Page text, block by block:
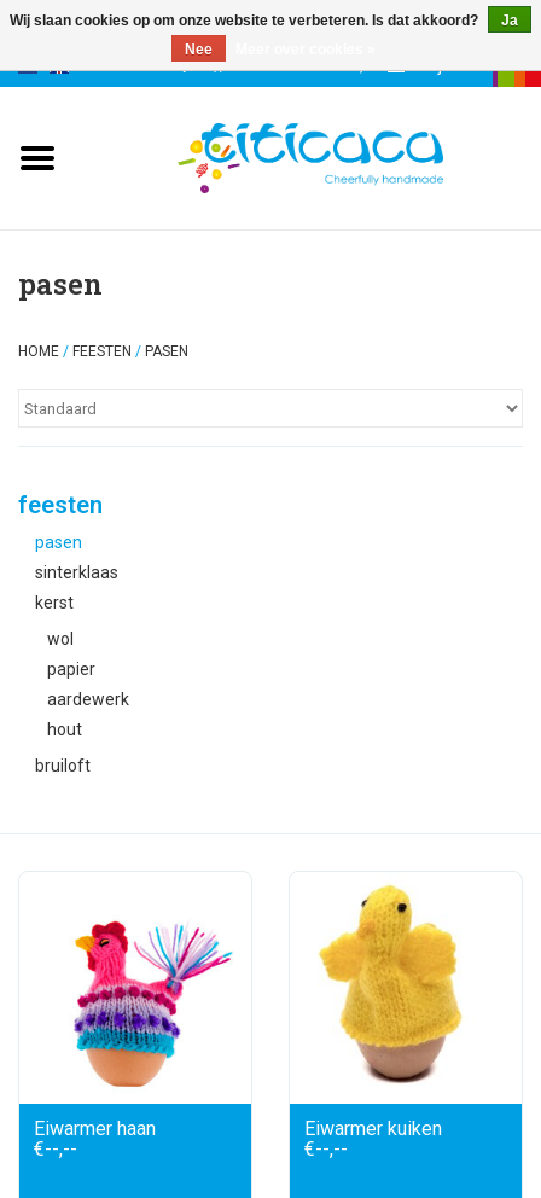
sleutelhangers
feesten
over titicaca
pasen
HOME / FEESTEN / PASEN
feesten
pasen
sinterklaas
kerst
wol
papier
aardewerk
hout
bruiloft
Eiwarmer haan
€--,--
Eiwarmer kuiken
€--,--
Wij slaan cookies op om onze website te verbeteren. Is dat akkoord?
Ja
Nee